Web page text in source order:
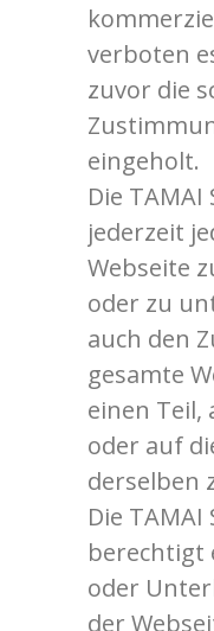
verboten
zuvor die
eingeholt.
Die
jederzeit
Webseite
oder zu
auch den
gesamte
einen Teil,
oder auf
derselben
Die
berechtigt
oder
der